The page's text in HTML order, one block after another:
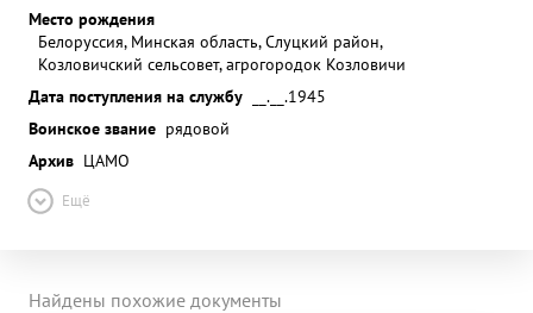
Место рождения
Белоруссия, Минская область, Слуцкий район,
Козловичский сельсовет, агрогородок Козловичи
Дата поступления на службу
__.__.1945
Воинское звание рядовой
Архив ЦАМО
Ещё
Найдены похожие документы